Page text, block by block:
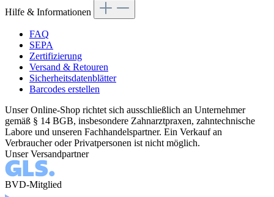
Hilfe & Informationen
FAQ
SEPA
Zertifizierung
Versand & Retouren
Sicherheitsdatenblätter
Barcodes erstellen
Unser Online-Shop richtet sich ausschließlich an Unternehmer
gemäß § 14 BGB, insbesondere Zahnarztpraxen, zahntechnische
Labore und unseren Fachhandelspartner. Ein Verkauf an
Verbraucher oder Privatpersonen ist nicht möglich.
Unser Versandpartner
BVD-Mitglied